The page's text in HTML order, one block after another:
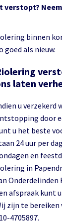
binnen
goed als nieuw.
verstopt
laten
u verzekerd
door
u het beste
24 uur per
en
in Papendrecht verstopt is en kies
afspraak kunt
zijn te
4705897.